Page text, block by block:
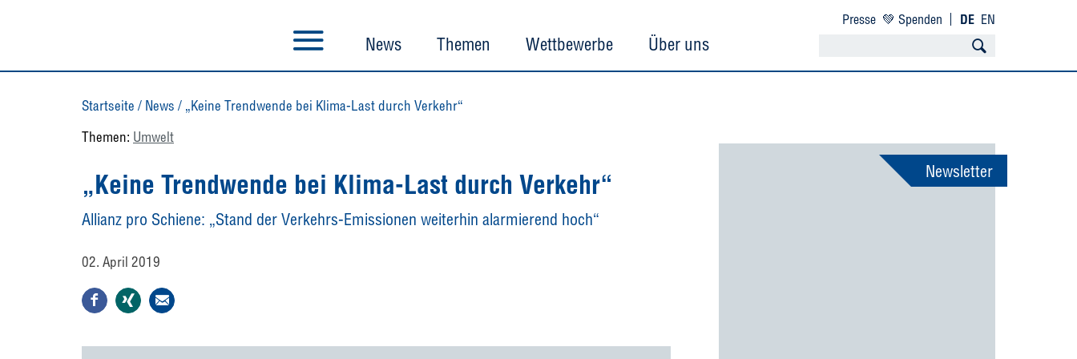
News Themen Wettbewerbe Über uns
Presse 💚 Spenden DE EN
Startseite / News / „Keine Trendwende bei Klima-Last durch Verkehr“
Themen: Umwelt
„Keine Trendwende bei Klima-Last durch Verkehr“
Allianz pro Schiene: „Stand der Verkehrs-Emissionen weiterhin alarmierend hoch“
02. April 2019
Newsletter